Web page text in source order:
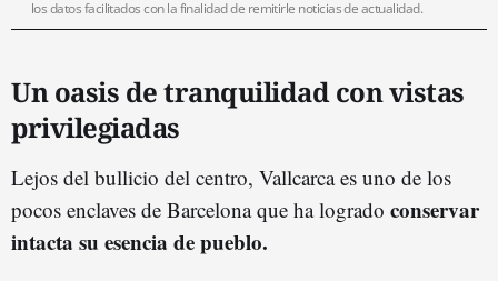
los datos facilitados con la finalidad de remitirle noticias de actualidad.
Un oasis de tranquilidad con vistas
privilegiadas
Lejos del bullicio del centro, Vallcarca es uno de los
pocos enclaves de Barcelona que ha logrado conservar
intacta su esencia de pueblo.